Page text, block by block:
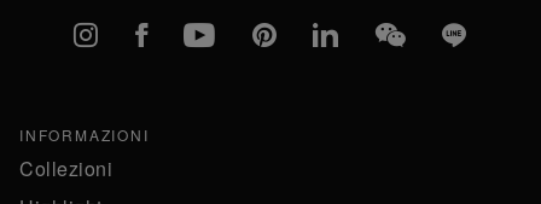
Instagram
FacebookYouTubePinterestlinkedInWeChatLine
INFORMAZIONI
Collezioni